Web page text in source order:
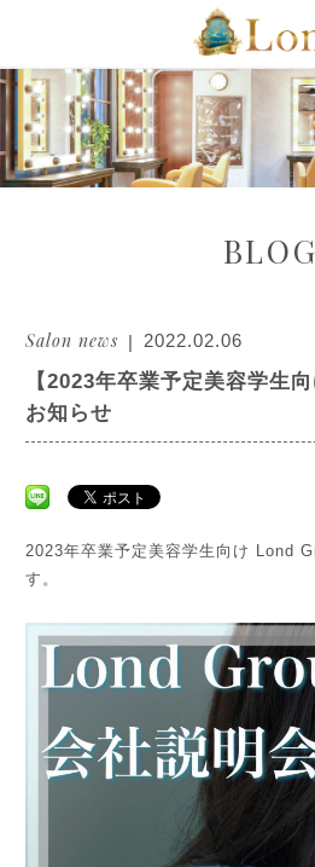
BLOG
Salon news 2022.02.06
【2023年卒業予定美容学生
お知らせ
2023年卒業予定美容学生向け Lond
す。